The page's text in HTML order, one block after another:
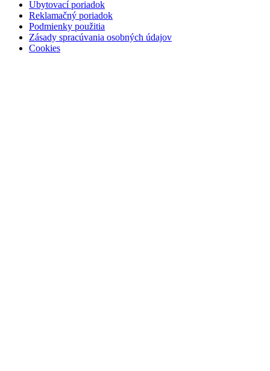
Ubytovací poriadok
Reklamačný poriadok
Podmienky použitia
Zásady spracúvania osobných údajov
Cookies